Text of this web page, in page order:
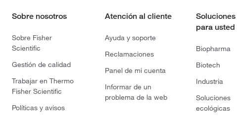
Sobre nosotros
Sobre Fisher
Scientific
Gestión de calidad
Trabajar en Thermo
Fisher Scientific
Políticas y avisos
Atención al cliente
Ayuda y soporte
Reclamaciones
Panel de mi cuenta
Informar de un
problema de la web
Soluciones
para usted
Biopharma
Biotech
Industria
Soluciones
ecológicas